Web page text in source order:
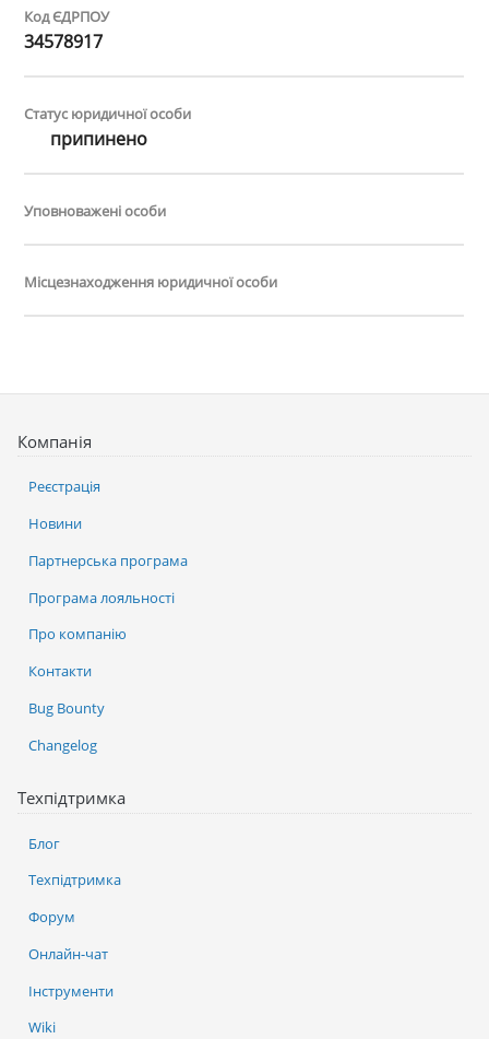
Код ЄДРПОУ
34578917
Статус юридичної особи
припинено
Уповноважені особи
Місцезнаходження юридичної особи
Компанія
Реєстрація
Новини
Партнерська програма
Програма лояльності
Про компанію
Контакти
Bug Bounty
Changelog
Техпідтримка
Блог
Техпідтримка
Форум
Онлайн-чат
Інструменти
Wiki